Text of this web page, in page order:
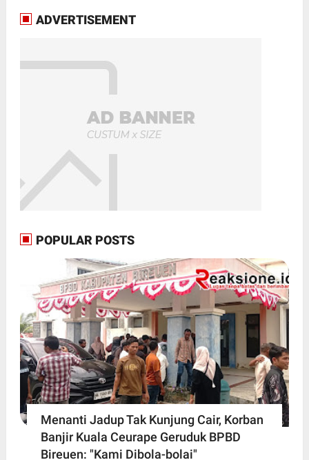
ADVERTISEMENT
POPULAR POSTS
Menanti Jadup Tak Kunjung Cair, Korban
Banjir Kuala Ceurape Geruduk BPBD
Bireuen: "Kami Dibola-bolai"